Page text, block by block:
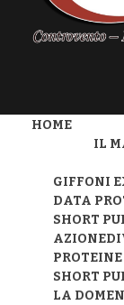
HOME
IL
GIFFONI
DATA
SHORT
AZIONE
SHORT
LA